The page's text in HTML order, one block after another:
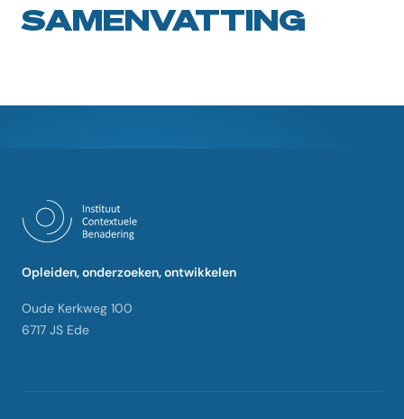
SAMENVATTING
Opleiden, onderzoeken, ontwikkelen
Oude Kerkweg 100
6717 JS Ede